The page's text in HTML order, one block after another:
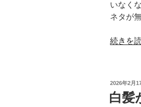
いなく
ネタが
“多
を
続きを
投
稿
日:
2026年2月
白髪